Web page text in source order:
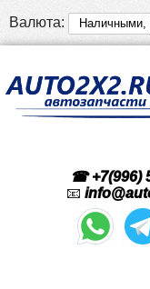
Валюта:
☎ +7(996)
📧